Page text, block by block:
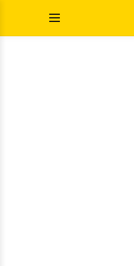
conteúdo
Abrir
Menu